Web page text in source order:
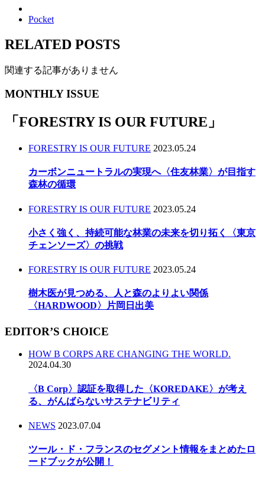
Pocket
RELATED POSTS
関連する記事がありません
MONTHLY ISSUE
「 FORESTRY IS OUR FUTURE 」
FORESTRY IS OUR FUTURE 2023.05.24
カーボンニュートラルの実現へ〈住友林業〉が目指す
森林の循環
FORESTRY IS OUR FUTURE 2023.05.24
小さく強く、持続可能な林業の未来を切り拓く〈東京
チェンソーズ〉の挑戦
FORESTRY IS OUR FUTURE 2023.05.24
樹木医が見つめる、人と森のよりよい関係
〈HARDWOOD〉片岡日出美
EDITOR’S CHOICE
HOW B CORPS ARE CHANGING THE WORLD.
2024.04.30
〈B Corp〉認証を取得した〈KOREDAKE〉が考え
る、がんばらないサステナビリティ
NEWS 2023.07.04
ツール・ド・フランスのセグメント情報をまとめたロ
ードブックが公開！